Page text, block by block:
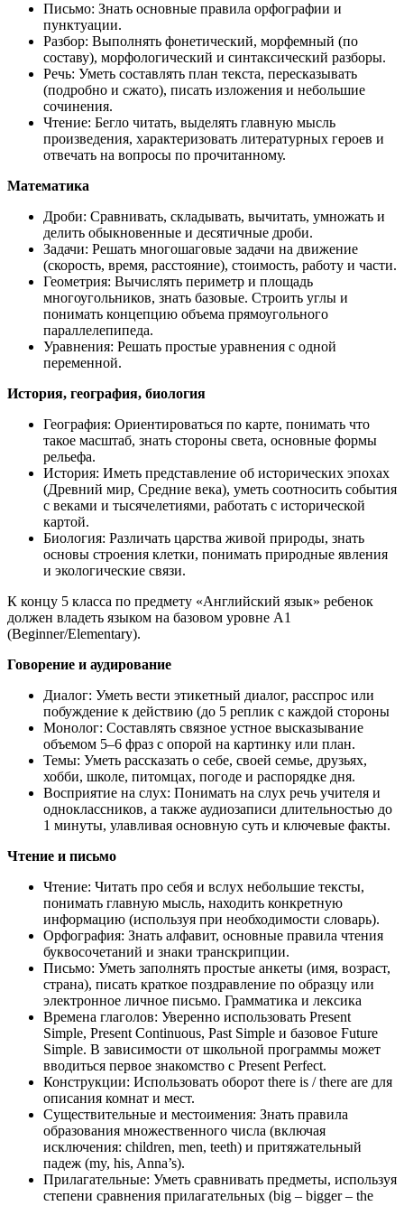
Письмо: Знать основные правила орфографии и
пунктуации.
Разбор: Выполнять фонетический, морфемный (по
составу), морфологический и синтаксический разборы.
Речь: Уметь составлять план текста, пересказывать
(подробно и сжато), писать изложения и небольшие
сочинения.
Чтение: Бегло читать, выделять главную мысль
произведения, характеризовать литературных героев и
отвечать на вопросы по прочитанному.
Математика
Дроби: Сравнивать, складывать, вычитать, умножать и
делить обыкновенные и десятичные дроби.
Задачи: Решать многошаговые задачи на движение
(скорость, время, расстояние), стоимость, работу и части.
Геометрия: Вычислять периметр и площадь
многоугольников, знать базовые. Строить углы и
понимать концепцию объема прямоугольного
параллелепипеда.
Уравнения: Решать простые уравнения с одной
переменной.
История, география, биология
География: Ориентироваться по карте, понимать что
такое масштаб, знать стороны света, основные формы
рельефа.
История: Иметь представление об исторических эпохах
(Древний мир, Средние века), уметь соотносить события
с веками и тысячелетиями, работать с исторической
картой.
Биология: Различать царства живой природы, знать
основы строения клетки, понимать природные явления
и экологические связи.
К концу 5 класса по предмету «Английский язык» ребенок
должен владеть языком на базовом уровне А1
(Beginner/Elementary).
Говорение и аудирование
Диалог: Уметь вести этикетный диалог, расспрос или
побуждение к действию (до 5 реплик с каждой стороны
Монолог: Составлять связное устное высказывание
объемом 5–6 фраз с опорой на картинку или план.
Темы: Уметь рассказать о себе, своей семье, друзьях,
хобби, школе, питомцах, погоде и распорядке дня.
Восприятие на слух: Понимать на слух речь учителя и
одноклассников, а также аудиозаписи длительностью до
1 минуты, улавливая основную суть и ключевые факты.
Чтение и письмо
Чтение: Читать про себя и вслух небольшие тексты,
понимать главную мысль, находить конкретную
информацию (используя при необходимости словарь).
Орфография: Знать алфавит, основные правила чтения
буквосочетаний и знаки транскрипции.
Письмо: Уметь заполнять простые анкеты (имя, возраст,
страна), писать краткое поздравление по образцу или
электронное личное письмо. Грамматика и лексика
Времена глаголов: Уверенно использовать Present
Simple, Present Continuous, Past Simple и базовое Future
Simple. В зависимости от школьной программы может
вводиться первое знакомство с Present Perfect.
Конструкции: Использовать оборот there is / there are для
описания комнат и мест.
Существительные и местоимения: Знать правила
образования множественного числа (включая
исключения: children, men, teeth) и притяжательный
падеж (my, his, Anna’s).
Прилагательные: Уметь сравнивать предметы, используя
степени сравнения прилагательных (big – bigger – the